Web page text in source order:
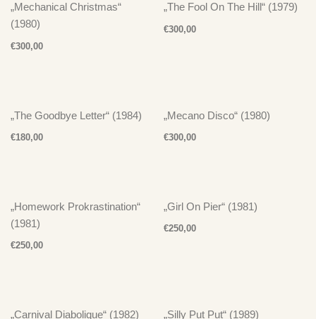
„Mechanical Christmas“
(1980)
€300,00
„The Fool On The Hill“ (1979)
€300,00
„The Goodbye Letter“ (1984)
€180,00
„Mecano Disco“ (1980)
€300,00
„Homework Prokrastination“
(1981)
€250,00
„Girl On Pier“ (1981)
€250,00
„Carnival Diabolique“ (1982) „Silly Put Put“ (1989)